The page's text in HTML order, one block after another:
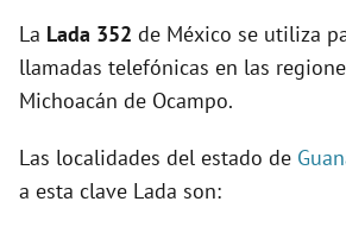
La Lada 352 de México se utiliza
llamadas telefónicas en las
Michoacán de Ocampo.
Las localidades del estado de
a esta clave Lada son: